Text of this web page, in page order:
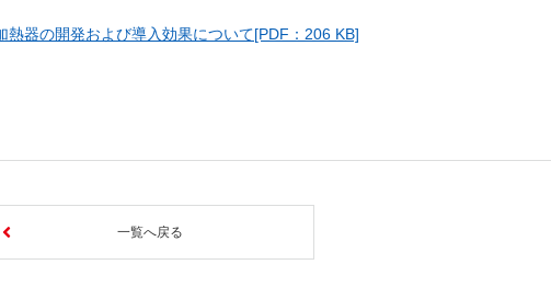
器の開発および導入効果について[PDF：206 KB]
一覧へ戻る